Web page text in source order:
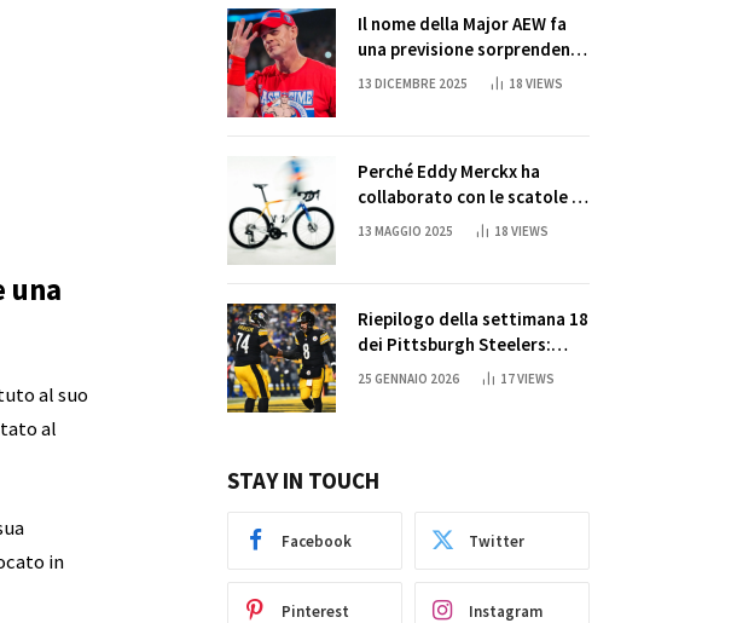
una
al suo
al
in
Il nome della Major AEW fa
una previsione sorprendente
per la partita di ritiro di
13 DICEMBRE 2025 18 VIEWS
Perché Eddy Merckx ha
collaborato con le scatole di
succo di Sun Capri
13 MAGGIO 2025 18 VIEWS
Riepilogo della settimana 18
dei Pittsburgh Steelers:
credi nei miracoli?
25 GENNAIO 2026 17VIEWS
STAY IN TOUCH
Facebook Twitter
Pinterest Instagram